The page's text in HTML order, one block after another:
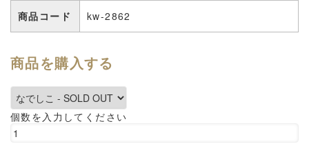
商品コード kw-2862
商品を購入する
個数を入力してください